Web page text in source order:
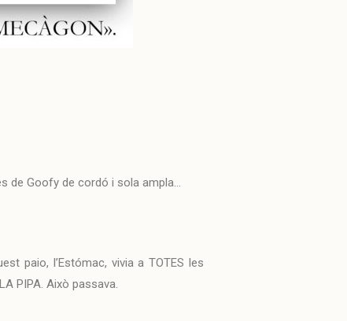
de Goofy de cordó i sola ampla…
paio, l’Estómac, vivia a TOTES les
PIPA. Això passava.